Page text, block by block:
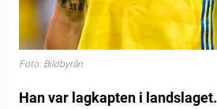
Foto: Bildbyrån
Han var lagkapten i landslaget.